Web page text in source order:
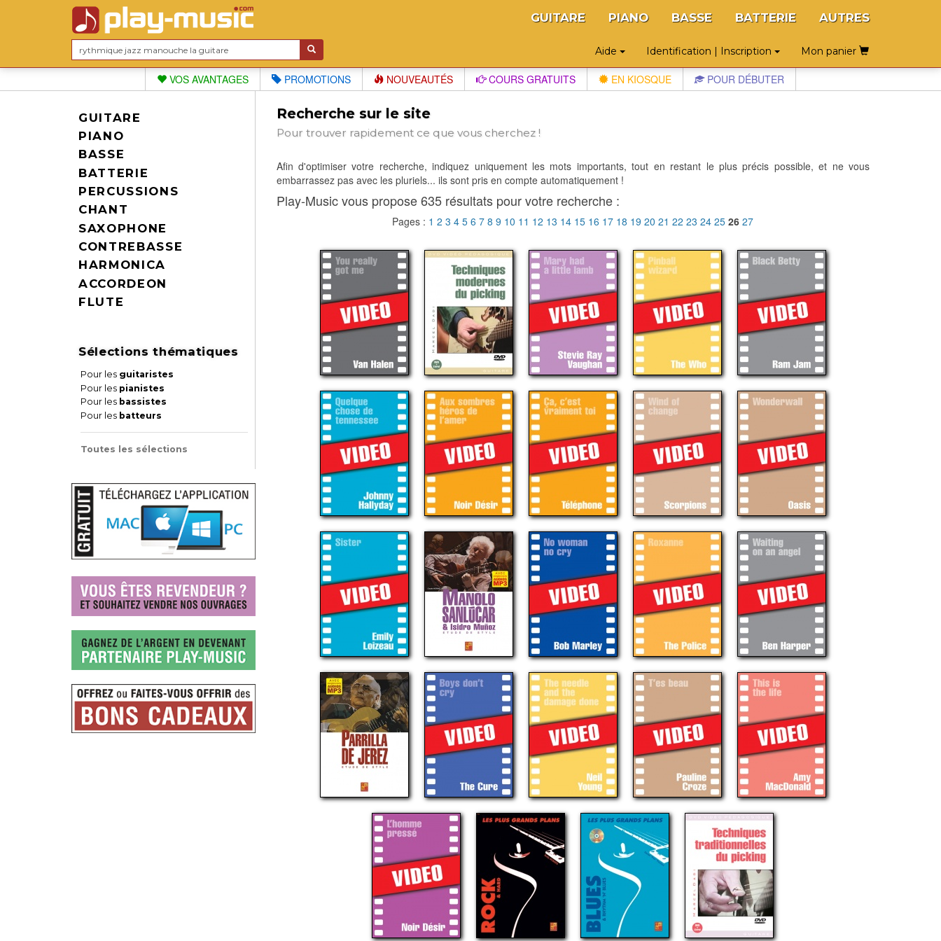
GUITARE PIANO BASSE BATTERIE AUTRES
Aide Identification | Inscription Mon panier
VOS AVANTAGES PROMOTIONS NOUVEAUTÉS COURS GRATUITS EN KIOSQUE POUR DÉBUTER
GUITARE
PIANO
BASSE
BATTERIE
PERCUSSIONS
CHANT
SAXOPHONE
CONTREBASSE
HARMONICA
ACCORDEON
FLUTE
Sélections thématiques
Pour les guitaristes
Pour les pianistes
Pour les bassistes
Pour les batteurs
Toutes les sélections
Recherche sur le site
Pour trouver rapidement ce que vous cherchez !
Afin d'optimiser votre recherche, indiquez uniquement les mots importants, tout en restant le plus précis possible, et ne vous
embarrassez pas avec les pluriels... ils sont pris en compte automatiquement !
Play-Music vous propose 635 résultats pour votre recherche :
Pages : 1 2 3 4 5 6 7 8 9 10 11 12 13 14 15 16 17 18 19 20 21 22 23 24 25 26 27